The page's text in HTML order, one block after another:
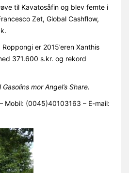
til Kavatosåfin og blev femte i
Zet, Global Cashflow,
er 2015’eren Xanthis
371.600 s.kr. og rekord
mor Angel’s Share.
Mobil: (0045)40103163 – E-mail: